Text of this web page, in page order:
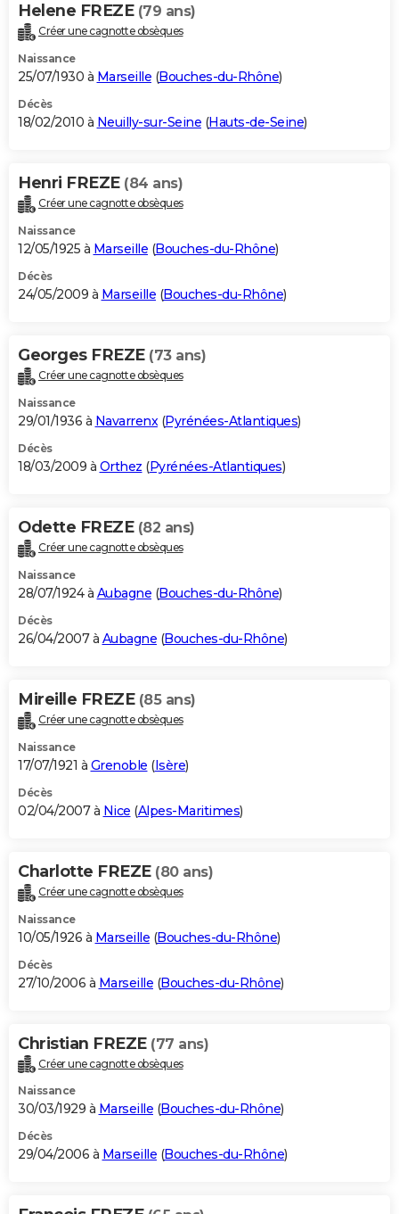
Helene FREZE (79 ans)
Créer une cagnotte obsèques
Naissance
25/07/1930 à Marseille (Bouches-du-Rhône)
Décès
18/02/2010 à Neuilly-sur-Seine (Hauts-de-Seine)
Henri FREZE (84 ans)
Créer une cagnotte obsèques
Naissance
12/05/1925 à Marseille (Bouches-du-Rhône)
Décès
24/05/2009 à Marseille (Bouches-du-Rhône)
Georges FREZE (73 ans)
Créer une cagnotte obsèques
Naissance
29/01/1936 à Navarrenx(Pyrénées-Atlantiques)
Décès
18/03/2009 à Orthez (Pyrénées-Atlantiques)
Odette FREZE (82 ans)
Créer une cagnotte obsèques
Naissance
28/07/1924 à Aubagne (Bouches-du-Rhône)
Décès
26/04/2007 à Aubagne (Bouches-du-Rhône)
Mireille FREZE (85 ans)
Créer une cagnotte obsèques
Naissance
17/07/1921 à Grenoble (Isère)
Décès
02/04/2007 à Nice (Alpes-Maritimes)
Charlotte FREZE (80 ans)
Créer une cagnotte obsèques
Naissance
10/05/1926 à Marseille (Bouches-du-Rhône)
Décès
27/10/2006 à Marseille (Bouches-du-Rhône)
Christian FREZE (77 ans)
Créer une cagnotte obsèques
Naissance
30/03/1929 à Marseille (Bouches-du-Rhône)
Décès
29/04/2006 à Marseille (Bouches-du-Rhône)